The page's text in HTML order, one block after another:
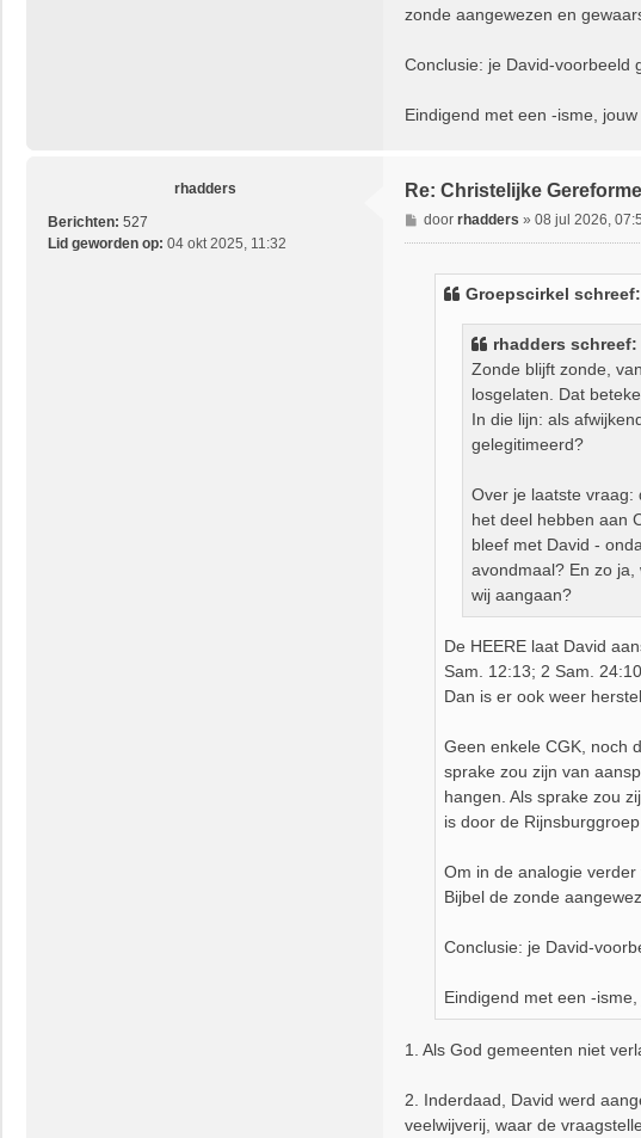
zonde aangewezen en
Conclusie: je David-voorbeeld
Eindigend met een -isme,
rhadders
Berichten: 527
Lid geworden op: 04 okt 2025, 11:32
Re: Christelijke
B
e
door rhadders » 08 jul 2026,
Groepscirkel schreef:
rhadders schreef:
Zonde blijft zonde,
losgelaten. Dat
In die lijn: als
gelegitimeerd?
Over je laatste vraag:
het deel hebben aan
bleef met David -
avondmaal? En zo
wij aangaan?
De HEERE laat David
Sam. 12:13; 2 Sam.
Dan is er ook weer
Geen enkele CGK, noch
sprake zou zijn van
hangen. Als sprake zou
is door de
Om in de analogie
Bijbel de zonde
Conclusie: je David-
Eindigend met een -
1. Als God gemeenten niet
2. Inderdaad, David werd
veelwijverij, waar de